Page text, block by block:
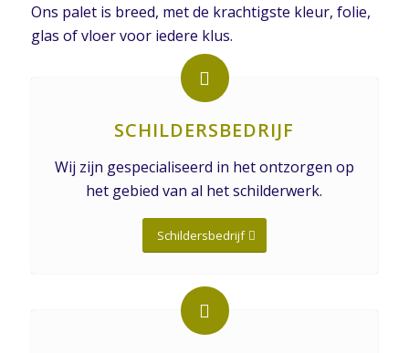
Ons palet is breed, met de krachtigste kleur, folie,
glas of vloer voor iedere klus.
SCHILDERSBEDRIJF
Wij zijn gespecialiseerd in het ontzorgen op
het gebied van al het schilderwerk.
Schildersbedrijf